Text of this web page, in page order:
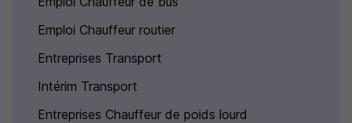
Emploi Chauffeur routier
Entreprises Transport
Intérim Transport
Entreprises Chauffeur de poids lourd